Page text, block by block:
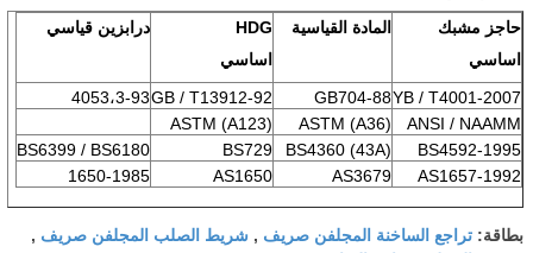
حاجز مشبك
اساسي
المادة القياسية
HDG
اساسي
درابزين قياسي
YB / T4001-2007
GB704-88
GB / T13912-924053،3-93
ANSI / NAAMM
ASTM (A36)
ASTM (A123)
BS4592-1995
BS4360 (43A)
BS729
BS6399 / BS6180
AS1657-1992
AS3679
AS1650
1650-1985
بطاقة: تراجع الساخنة المجلفن صريف , شريط الصلب المجلفن صريف ,